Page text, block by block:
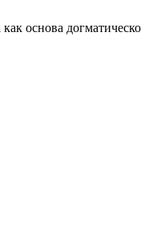
основа